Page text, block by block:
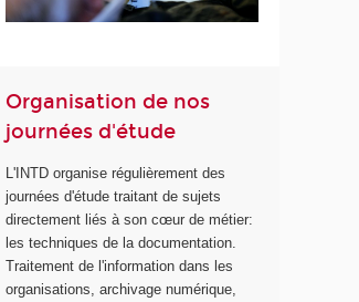
Organisation de nos
journées d'étude
L'INTD organise régulièrement des
journées d'étude traitant de sujets
directement liés à son cœur de métier:
les techniques de la documentation.
Traitement de l'information dans les
organisations, archivage numérique,